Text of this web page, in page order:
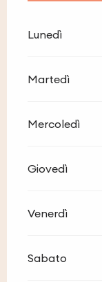
Lunedì
Martedì
Mercoledì
Giovedì
Venerdì
Sabato